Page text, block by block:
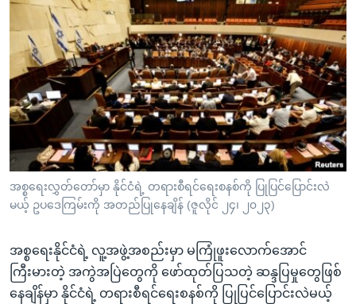
ပင်မ
အ
ညွန်း
စာမျက်နှာ
ကျော်
ကြည့်
ရန်
ရန်
နေရာ
သို့
မကြေးမုံရဲ့ အင်္ဂလိပ်စာ
ရုပ်ရှင်ထဲက အင်္ဂလိပ်စာ
သုတပဒေသာ အင်္ဂလိပ်စာ
ရေဒီယို
တီဗွီ
ရေဒီယိုနှင့်ရုပ်သံ အချက်အလက်များ
ရေဒီယို/တီဗွီအစီအစဉ်
Learning English
ဗွီအိုအေ လူမှုကွန်ယက်များ
အစ္စရေးလွှတ်တော်မှာ နိုင်ငံရဲ့ တရားစီရင်ရေးစနစ်ကို ပြုပြင်ပြောင်းလဲ
မယ့် ဥပဒေကြမ်းကို အတည်ပြုနေချိန် (ဇူလိုင် ၂၄၊ ၂၀၂၃)
အစ္စရေးနိုင်ငံရဲ့ လူ့အဖွဲ့အစည်းမှာ မကြုံဖူးလောက်အောင်
ကြီးမားတဲ့ အကွဲအပြဲတွေကို ဖော်ထုတ်ပြသတဲ့ ဆန္ဒပြမှုတွေဖြစ်
နေချိန်မှာ နိုင်ငံရဲ့ တရားစီရင်ရေးစနစ်ကို ပြုပြင်ပြောင်းလဲမယ့်